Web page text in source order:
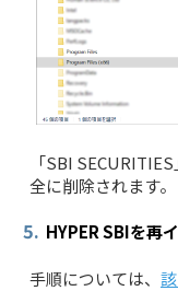
「SBI
全に削除されます。
5. HYPER SBIを再
手順については、